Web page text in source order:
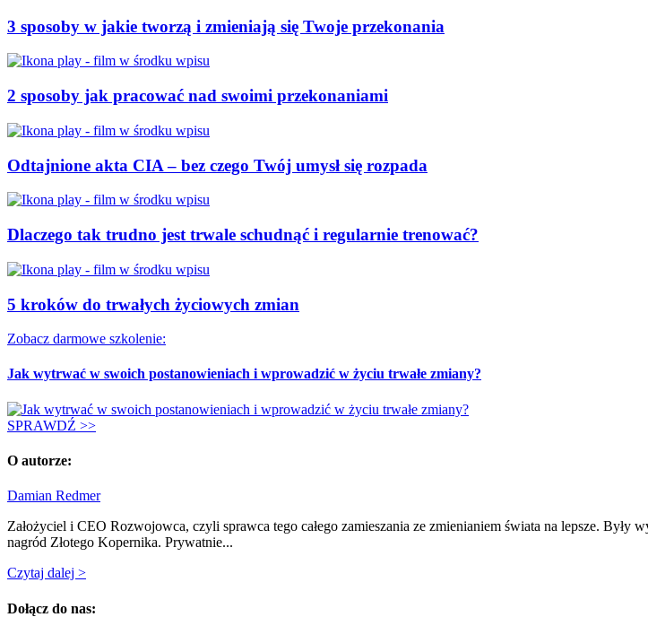
​​​​3 sposoby w jakie tworzą i zmieniają się Twoje przekonania
2 sposoby jak pracować nad swoimi przekonaniami
Odtajnione akta CIA – bez czego Twój umysł się rozpada
Dlaczego tak trudno jest trwale schudnąć i regularnie trenować?
5 kroków do trwałych życiowych zmian
Zobacz darmowe szkolenie:
Jak wytrwać w swoich postanowieniach i wprowadzić w życiu trwałe zmiany?
SPRAWDŹ >>
O autorze:
Damian Redmer
Założyciel i CEO Rozwojowca, czyli sprawca tego całego zamieszania ze zmienianiem świata na lepsze.
nagród Złotego Kopernika. Prywatnie...
Czytaj dalej >
Dołącz do nas: